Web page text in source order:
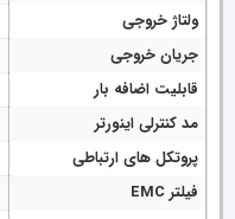
ولتاژ خروجی
جریان خروجی
قابلیت اضافه بار
مد کنترلی اینورتر
پروتکل های ارتباطی
فیلتر EMC